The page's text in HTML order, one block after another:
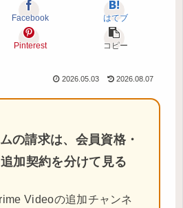
Facebook はてブ
Pinterest コピー
2026.05.03 2026.08.07
の請求は、会員資格・
加契約を分けて見る
Videoの追加チャンネ